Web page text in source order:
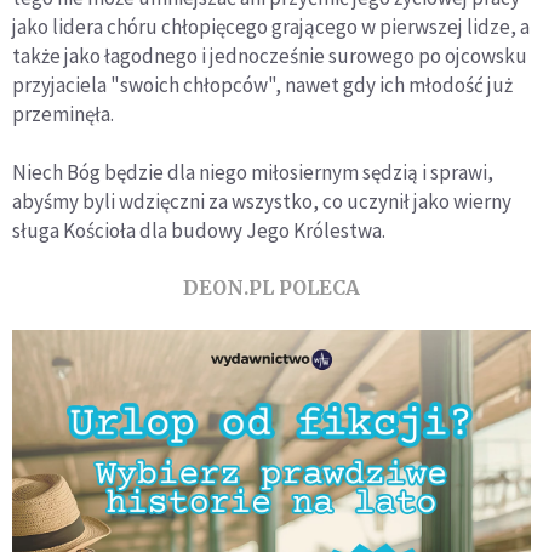
jako lidera chóru chłopięcego grającego w pierwszej lidze, a
także jako łagodnego i jednocześnie surowego po ojcowsku
przyjaciela "swoich chłopców", nawet gdy ich młodość już
przeminęła.
Niech Bóg będzie dla niego miłosiernym sędzią i sprawi,
abyśmy byli wdzięczni za wszystko, co uczynił jako wierny
sługa Kościoła dla budowy Jego Królestwa.
DEON.PL POLECA